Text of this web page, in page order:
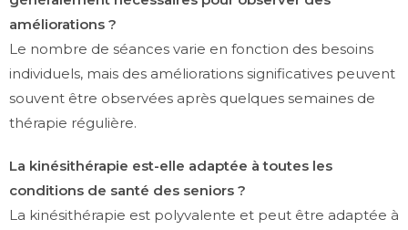
améliorations ?
Le nombre de séances varie en fonction des besoins
individuels, mais des améliorations significatives peuvent
souvent être observées après quelques semaines de
thérapie régulière.
La kinésithérapie est-elle adaptée à toutes les
conditions de santé des seniors ?
La kinésithérapie est polyvalente et peut être adaptée à